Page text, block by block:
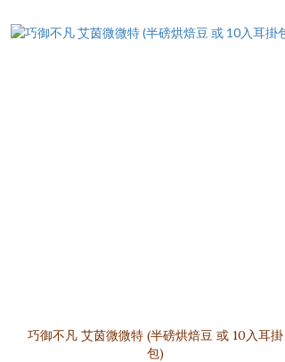
巧御不凡 艾茵微微特 (半磅烘焙豆 或 10入耳掛
包)